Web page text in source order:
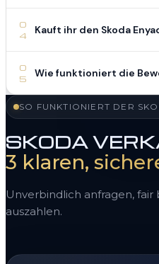
0
4
Kauft ihr den Skoda
0
5
Wie funktioniert die
SO FUNKTIONIERT DER
SKODA
3 klaren,
Unverbindlich anfragen,
auszahlen.